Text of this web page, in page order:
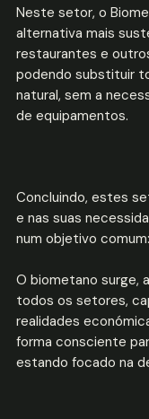
Neste setor, o
alternativa mais
restaurantes e
podendo substituir
natural, sem a
de equipamentos.
Concluindo, estes
e nas suas
num objetivo
O biometano surge,
todos os setores,
realidades
forma consciente
estando focado na